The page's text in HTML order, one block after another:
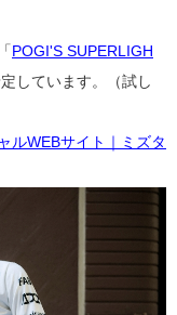
POGI'S SUPERLIGH
しています。（試し
ルWEBサイト｜ミズタ